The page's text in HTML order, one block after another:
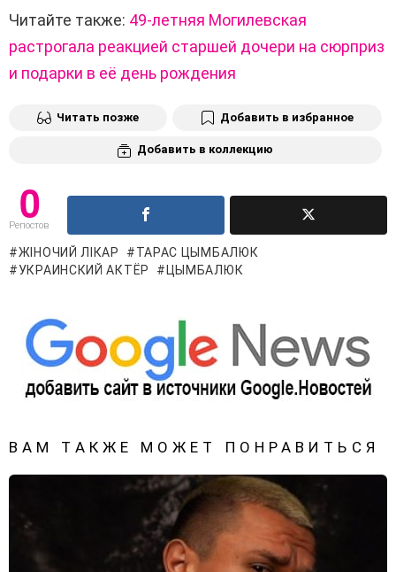
Читайте также: 49-летняя Могилевская
растрогала реакцией старшей дочери на сюрприз
и подарки в её день рождения
Читать позже Добавить в избранное
Добавить в коллекцию
0
Репостов
ЖІНОЧИЙ ЛІКАР
ТАРАС ЦЫМБАЛЮК
УКРАИНСКИЙ АКТЁР
ЦЫМБАЛЮК
ВАМ ТАКЖЕ МОЖЕТ ПОНРАВИТЬСЯ